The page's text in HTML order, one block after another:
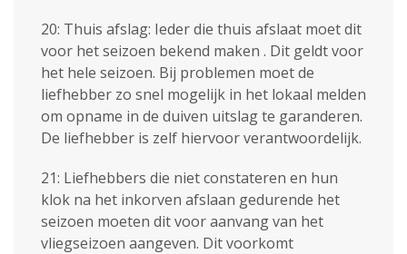
20: Thuis afslag: Ieder die thuis afslaat moet dit
voor het seizoen bekend maken . Dit geldt voor
het hele seizoen. Bij problemen moet de
liefhebber zo snel mogelijk in het lokaal melden
om opname in de duiven uitslag te garanderen.
De liefhebber is zelf hiervoor verantwoordelijk.
21: Liefhebbers die niet constateren en hun
klok na het inkorven afslaan gedurende het
seizoen moeten dit voor aanvang van het
vliegseizoen aangeven. Dit voorkomt